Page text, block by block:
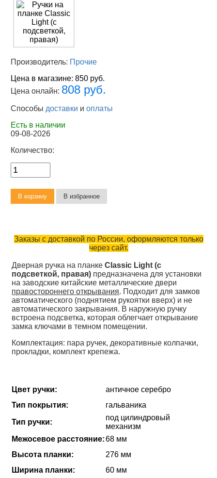
Производитель: Прочие
Цена в магазине:850 руб.
Цена онлайн: 808 руб.
Способы доставки иоплаты
Есть в наличии
09-08-2026
Количество:
Заказы с доставкой по России, оформляются только
через сайт.
Дверная ручка на планкеClassic Light (с
подсветкой, правая) предназначена для установки
на заводские китайские металлические двери
правостороннего открывания. Подходит для замков
автоматического (поднятием рукоятки вверх) и не
автоматического закрывания. В наружную ручку
встроена подсветка, которая облегчает открывание
замка ключами в темном помещении.
Комплектация: пара ручек, декоративные колпачки,
прокладки, комплект крепежа.
Цвет ручки:
античное серебро
Тип покрытия:
гальваника
Тип ручки:
под цилиндровый
механизм
Межосевое расстояние:68 мм
Высота планки:
276 мм
Ширина планки:
60 мм